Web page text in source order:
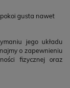
gusta nawet
jego układu
o zapewnieniu
fizycznej oraz